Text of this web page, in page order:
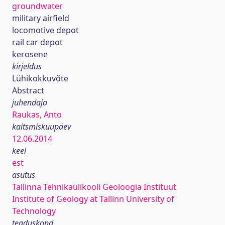
groundwater
military airfield
locomotive depot
rail car depot
kerosene
kirjeldus
Lühikokkuvõte
Abstract
juhendaja
Raukas, Anto
kaitsmiskuupäev
12.06.2014
keel
est
asutus
Tallinna Tehnikaülikooli Geoloogia Instituut
Institute of Geology at Tallinn University of
Technology